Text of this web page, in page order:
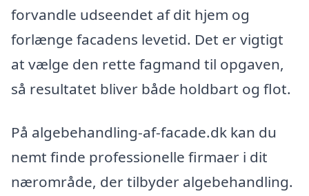
forvandle udseendet af dit hjem og
forlænge facadens levetid. Det er vigtigt
at vælge den rette fagmand til opgaven,
så resultatet bliver både holdbart og flot.
På algebehandling-af-facade.dk kan du
nemt finde professionelle firmaer i dit
nærområde, der tilbyder algebehandling.